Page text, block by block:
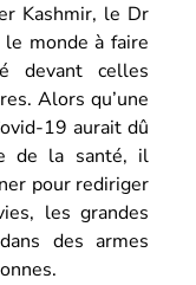
Kashmir, le Dr
monde à faire
devant celles
Alors qu’une
19 aurait dû
de la santé, il
pour rediriger
les grandes
des armes